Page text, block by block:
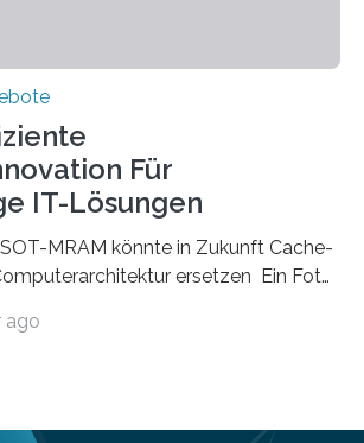
Für
IT-Lösungen
MRAM könnte in Zukunft Cache-
ersetzen Ein Foto,
landen in riesigen Cloud-
ago